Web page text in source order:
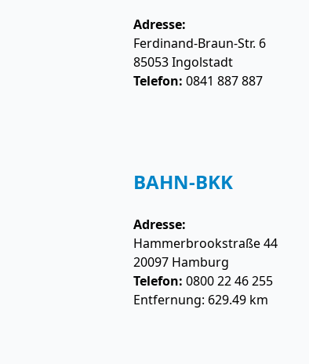
Adresse:
Ferdinand-Braun-Str. 6
85053Ingolstadt
Telefon: 0841 887 887
BAHN-BKK
Adresse:
Hammerbrookstraße 44
20097 Hamburg
Telefon: 0800 22 46 255
Entfernung: 629.49 km